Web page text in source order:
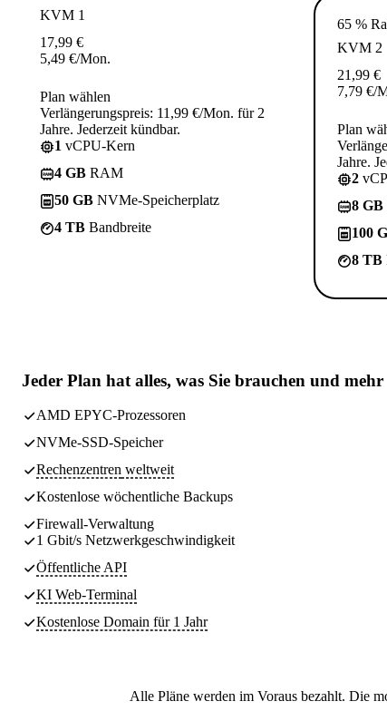
KVM 1
17,99 €
5,49 €/Mon.
Plan wählen
Verlängerungspreis: 11,99 €/Mon. für 2
Jahre. Jederzeit kündbar.
1 vCPU-Kern
4 GB RAM
50 GB NVMe-Speicherplatz
4 TB Bandbreite
65 %
KVM 2
21,99 €
7,79 €/
Plan
Jahre.
2
8 GB
100
8 TB
Jeder Plan hat alles, was Sie brauchen und mehr
AMD EPYC-Prozessoren
NVMe-SSD-Speicher
Rechenzentren weltweit
Kostenlose wöchentliche Backups
Firewall-Verwaltung
1 Gbit/s Netzwerkgeschwindigkeit
Öffentliche API
KI Web-Terminal
Kostenlose Domain für 1 Jahr
Alle Pläne werden im Voraus bezahlt. Die